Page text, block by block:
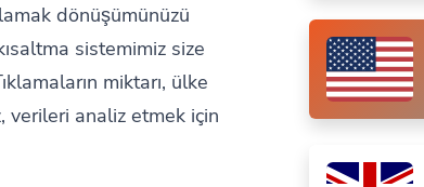
dönüşümünüzü
sistemimiz size
miktarı, ülke
verileri analiz etmek için